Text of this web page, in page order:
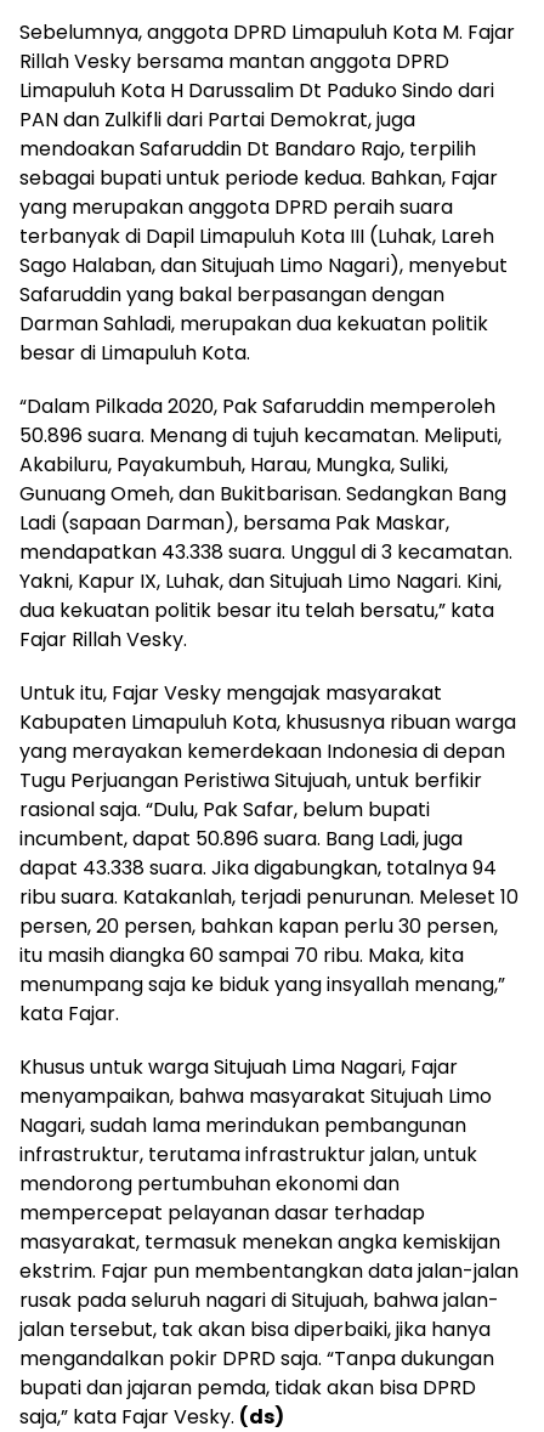
Sebelumnya, anggota DPRD Limapuluh Kota M. Fajar
Rillah Vesky bersama mantan anggota DPRD
Limapuluh Kota H Darussalim Dt Paduko Sindo dari
PAN dan Zulkifli dari Partai Demokrat, juga
mendoakan Safaruddin Dt Bandaro Rajo, terpilih
sebagai bupati untuk periode kedua. Bahkan, Fajar
yang merupakan anggota DPRD peraih suara
terbanyak di Dapil Limapuluh Kota III (Luhak, Lareh
Sago Halaban, dan Situjuah Limo Nagari), menyebut
Safaruddin yang bakal berpasangan dengan
Darman Sahladi, merupakan dua kekuatan politik
besar di Limapuluh Kota.
“Dalam Pilkada 2020, Pak Safaruddin memperoleh
50.896 suara. Menang di tujuh kecamatan. Meliputi,
Akabiluru, Payakumbuh, Harau, Mungka, Suliki,
Gunuang Omeh, dan Bukitbarisan. Sedangkan Bang
Ladi (sapaan Darman), bersama Pak Maskar,
mendapatkan 43.338 suara. Unggul di 3 kecamatan.
Yakni, Kapur IX, Luhak, dan Situjuah Limo Nagari. Kini,
dua kekuatan politik besar itu telah bersatu,” kata
Fajar Rillah Vesky.
Untuk itu, Fajar Vesky mengajak masyarakat
Kabupaten Limapuluh Kota, khususnya ribuan warga
yang merayakan kemerdekaan Indonesia di depan
Tugu Perjuangan Peristiwa Situjuah, untuk berfikir
rasional saja. “Dulu, Pak Safar, belum bupati
incumbent, dapat 50.896 suara. Bang Ladi, juga
dapat 43.338 suara. Jika digabungkan, totalnya 94
ribu suara. Katakanlah, terjadi penurunan. Meleset 10
persen, 20 persen, bahkan kapan perlu 30 persen,
itu masih diangka 60 sampai 70 ribu. Maka, kita
menumpang saja ke biduk yang insyallah menang,”
kata Fajar.
Khusus untuk warga Situjuah Lima Nagari, Fajar
menyampaikan, bahwa masyarakat Situjuah Limo
Nagari, sudah lama merindukan pembangunan
infrastruktur, terutama infrastruktur jalan, untuk
mendorong pertumbuhan ekonomi dan
mempercepat pelayanan dasar terhadap
masyarakat, termasuk menekan angka kemiskijan
ekstrim. Fajar pun membentangkan data jalan-jalan
rusak pada seluruh nagari di Situjuah, bahwa jalan-
jalan tersebut, tak akan bisa diperbaiki, jika hanya
mengandalkan pokir DPRD saja. “Tanpa dukungan
bupati dan jajaran pemda, tidak akan bisa DPRD
saja,” kata Fajar Vesky. (ds)